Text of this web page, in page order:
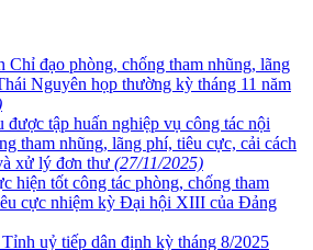
Chỉ đạo phòng, chống tham nhũng, lãng
Nguyên họp thường kỳ tháng 11 năm
được tập huấn nghiệp vụ công tác nội
tham nhũng, lãng phí, tiêu cực, cải cách
xử lý đơn thư (27/11/2025)
hiện tốt công tác phòng, chống tham
cực nhiệm kỳ Đại hội XIII của Đảng
uỷ tiếp dân định kỳ tháng 8/2025